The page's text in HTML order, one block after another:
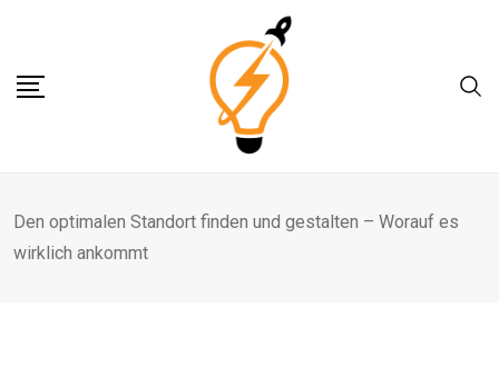
content
Den optimalen Standort finden und gestalten – Worauf es
wirklich ankommt